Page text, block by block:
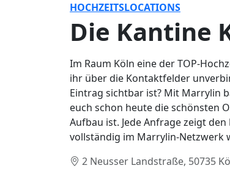
HOCHZEITSLOCATIONS
Die Kantine
Im Raum Köln eine der TOP-
ihr über die Kontaktfelder
Eintrag sichtbar ist? Mit Marrylin
euch schon heute die schönsten
Aufbau ist. Jede Anfrage zeigt
vollständig im Marrylin-Netzwerk
2 Neusser Landstraße, 50735